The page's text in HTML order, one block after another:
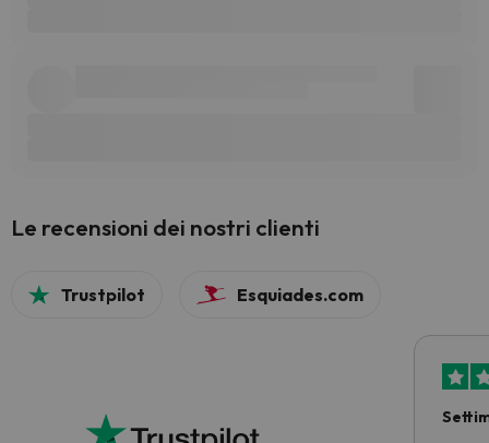
Le recensioni dei nostri clienti
Trustpilot Esquiades.com